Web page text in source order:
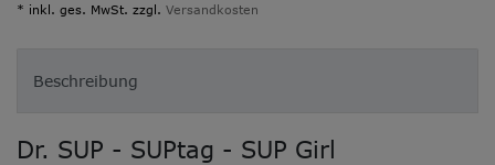
* inkl. ges. MwSt. zzgl. Versandkosten
Beschreibung
Dr. SUP - SUPtag - SUP Girl